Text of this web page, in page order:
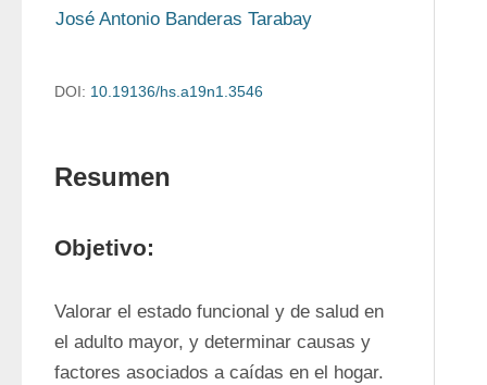
José Antonio Banderas Tarabay
DOI: 10.19136/hs.a19n1.3546
Resumen
Objetivo:
Valorar el estado funcional y de salud en
el adulto mayor, y determinar causas y
factores asociados a caídas en el hogar.